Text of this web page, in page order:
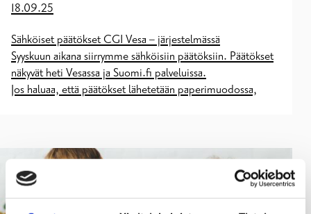
18.09.25
Sähköiset päätökset CGI Vesa – järjestelmässä
Syyskuun aikana siirrymme sähköisiin päätöksiin. Päätökset
näkyvät heti Vesassa ja Suomi.fi palveluissa.
Jos haluaa, että päätökset lähetetään paperimuodossa,